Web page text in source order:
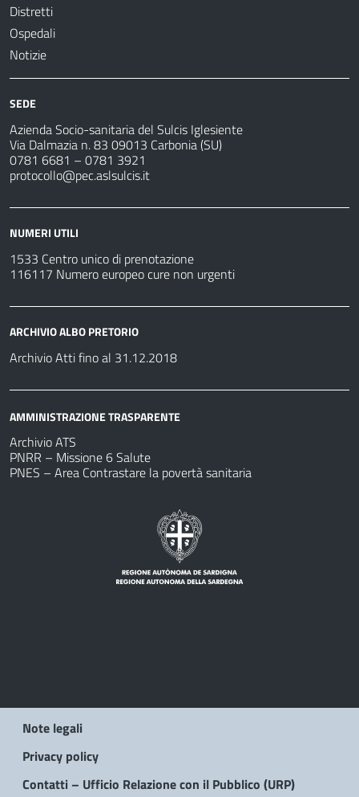
Distretti
Ospedali
Notizie
SEDE
Azienda Socio-sanitaria del Sulcis Iglesiente
Via Dalmazia n. 83 09013 Carbonia (SU)
0781 6681 – 0781 3921
protocollo@pec.aslsulcis.it
NUMERI UTILI
1533 Centro unico di prenotazione
116117 Numero europeo cure non urgenti
ARCHIVIO ALBO PRETORIO
Archivio Atti fino al 31.12.2018
AMMINISTRAZIONE TRASPARENTE
Archivio ATS
PNRR – Missione 6 Salute
PNES – Area Contrastare la povertà sanitaria
Note legali
Privacy policy
Contatti – Ufficio Relazione con il Pubblico (URP)